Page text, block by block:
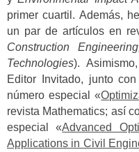
primer cuartil. Además,
un par de artículos en
Construction
Technologies).
Editor Invitado, junto
número especial «
revista Mathematics; así
especial «Advanced
Applications in Civil